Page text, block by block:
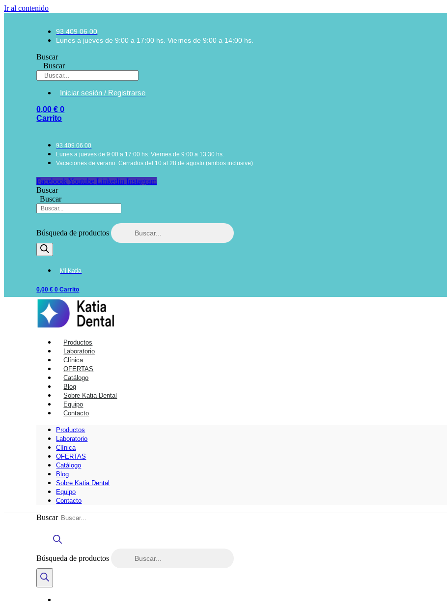
Ir al contenido
93 409 06 00
Lunes a jueves de 9:00 a 17:00 hs. Viernes de 9:00 a 14:00 hs.
Buscar
Buscar
Iniciar sesión / Registrarse
0,00€ 0
Carrito
93 409 06 00
Lunes a jueves de 9:00 a 17:00 hs. Viernes de 9:00 a 13:30 hs.
Vacaciones de verano: Cerrados del 10 al 28 de agosto (ambos inclusive)
Facebook Youtube Linkedin Instagram
Buscar
Buscar
Búsqueda de productos
Mi Katia
0,00€ 0 Carrito
Productos
Laboratorio
Clínica
OFERTAS
Catálogo
Blog
Sobre Katia Dental
Equipo
Contacto
Productos
Laboratorio
Clínica
OFERTAS
Catálogo
Blog
Sobre Katia Dental
Equipo
Contacto
Buscar
Búsqueda de productos